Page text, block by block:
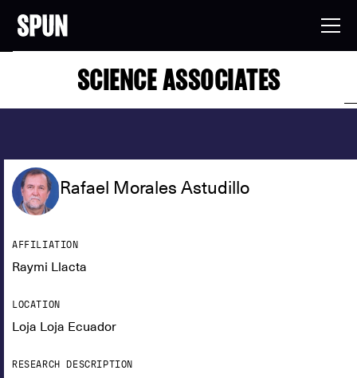
SCIENCE ASSOCIATES
Rafael Morales Astudillo
AFFILIATION
Raymi Llacta
LOCATION
Loja Loja Ecuador
RESEARCH DESCRIPTION